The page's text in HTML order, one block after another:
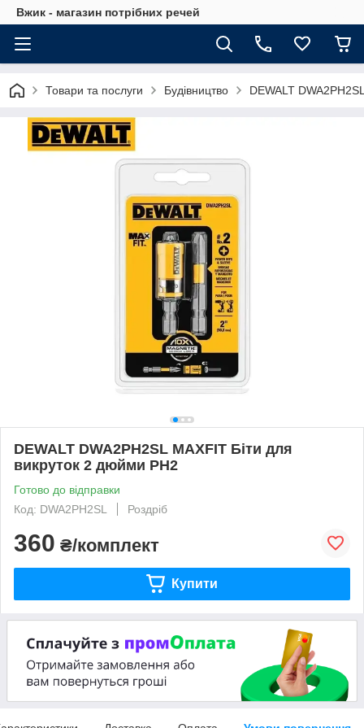
Вжик - магазин потрiбних речей
Товари та послуги Будівництво DEWALT
DEWALT DWA2PH2SL MAXFIT Біти для
викруток 2 дюйми PH2
Готово до відправки
Код: DWA2PH2SL
Роздріб
360 ₴/комплект
Купити